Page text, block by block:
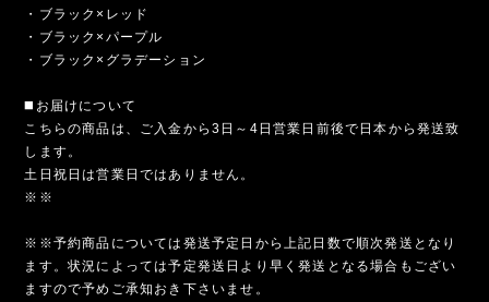
・ブラック×レッド
・ブラック×パープル
・ブラック×グラデーション
◼️お届けについて
こちらの商品は、ご入金から3日～4日営業日前後で日本から発送致
します。
土日祝日は営業日ではありません。
※※
※※予約商品については発送予定日から上記日数で順次発送となり
ます。状況によっては予定発送日より早く発送となる場合もござい
ますので予めご承知おき下さいませ。